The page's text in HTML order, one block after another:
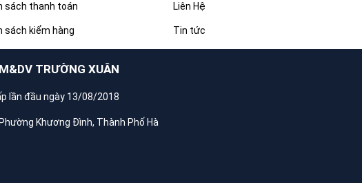
sách thanh toán
sách kiểm hàng
Liên Hệ
Tin tức
TRƯỜNG XUÂN
lần đầu ngày 13/08/2018
Khương Đình, Thành Phố Hà